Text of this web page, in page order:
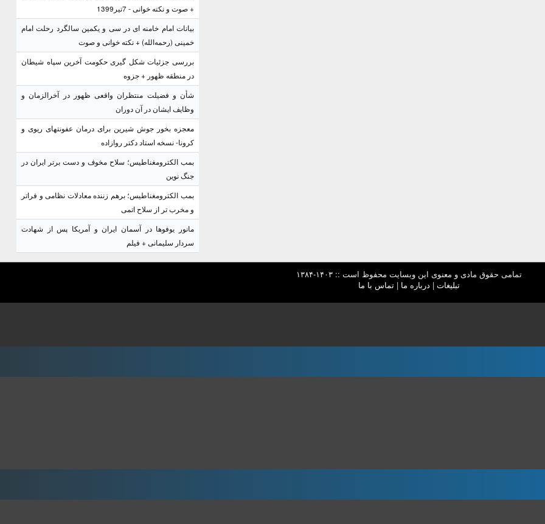
+ صوت و نکته خوانی - 7تیر1399
بیانات امام خامنه ای در سی و یکمین سالگرد رحلت امام
خمینی (رحمه‌الله) + نکته خوانی و صوت
بررسی جزئیات شکل گیری حکومت آخرین سپاه شیطان
در منطقه ظهور + جزوه
شأن و فضیلت منتظران واقعی ظهور در آخرالزمان و
وظایف ایشان در آن دوران
معجزه بخور جوش شیرین برای درمان عفونتهای ریوی و
کرونا- نسخه استاد دکتر روازاده
بمب الکترومغناطیس؛ سلاح مخوف و دست برتر ایران در
جنگ نوین
بمب الکترومغناطیس؛ برهم زننده معادلات نظامی و فراتر
و مخرب تر از سلاح اتمی
مانور یوفوها در آسمان ایران و آمریکا پس از شهادت
سردار سلیمانی + فیلم
تمامی حقوق مادی و معنوی این وبسایت محفوظ است :: ۱۴۰۳-۱۳۸۴
تبلیغات | درباره ما |تماس با ما